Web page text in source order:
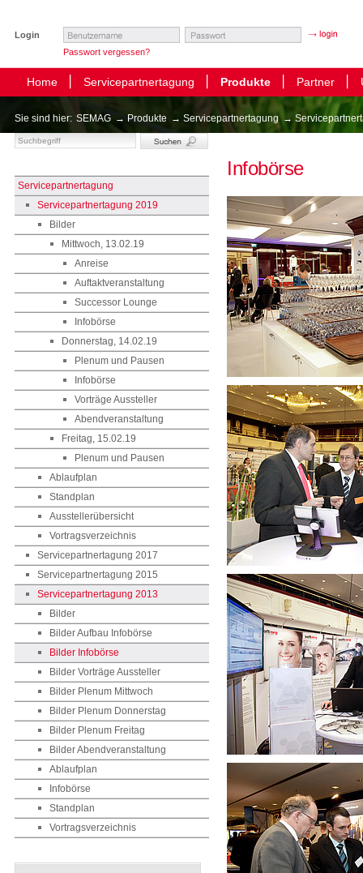
Login
Passwort vergessen?
Home Servicepartnertagung Produkte Partner
Sie sind hier: SEMAG → Produkte → Servicepartnertagung →
Servicepartnertagung
Servicepartnertagung 2019
Bilder
Mittwoch, 13.02.19
Anreise
Auftaktveranstaltung
Successor Lounge
Infobörse
Donnerstag, 14.02.19
Plenum und Pausen
Infobörse
Vorträge Aussteller
Abendveranstaltung
Freitag, 15.02.19
Plenum und Pausen
Ablaufplan
Standplan
Ausstellerübersicht
Vortragsverzeichnis
Servicepartnertagung 2017
Servicepartnertagung 2015
Servicepartnertagung 2013
Bilder
Bilder Aufbau Infobörse
Bilder Infobörse
Bilder Vorträge Aussteller
Bilder Plenum Mittwoch
Bilder Plenum Donnerstag
Bilder Plenum Freitag
Bilder Abendveranstaltung
Ablaufplan
Infobörse
Standplan
Vortragsverzeichnis
Infobörse